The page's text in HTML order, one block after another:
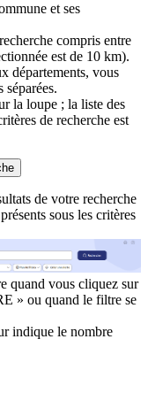
et ses
compris entre
est de 10 km).
départements, vous
la loupe ; la liste des
de recherche est
de votre recherche
sous les critères
quand vous cliquez sur
» ou quand le filtre se
indique le nombre